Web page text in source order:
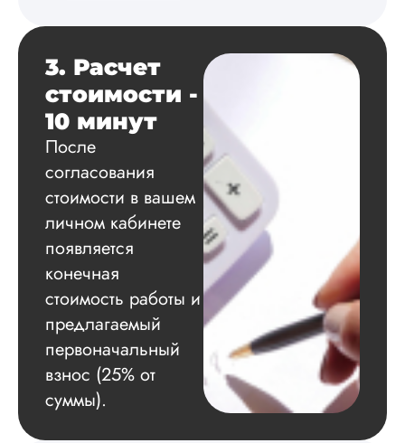
обосновал
исследования,
грамотно
Вид работы:
Диссертация
Дата:
2024-11-20
Удобная форма
оплаты, есть
официальный
работу выполнили
3. Расчет
стоимости -
10 минут
После
согласования
стоимости в вашем
личном кабинете
появляется
конечная
стоимость работы и
предлагаемый
первоначальный
взнос (25% от
суммы).